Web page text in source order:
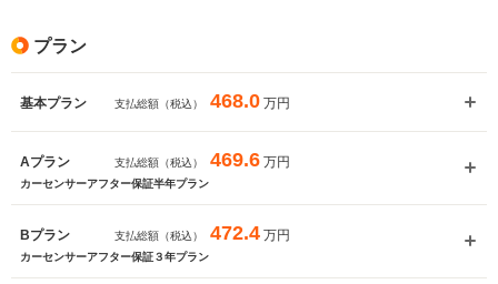
プラン
基本プラン 支払総額（税込） 468.0 万円
Aプラン 支払総額（税込） 469.6 万円
カーセンサーアフター保証半年プラン
Bプラン 支払総額（税込） 472.4 万円
カーセンサーアフター保証３年プラン